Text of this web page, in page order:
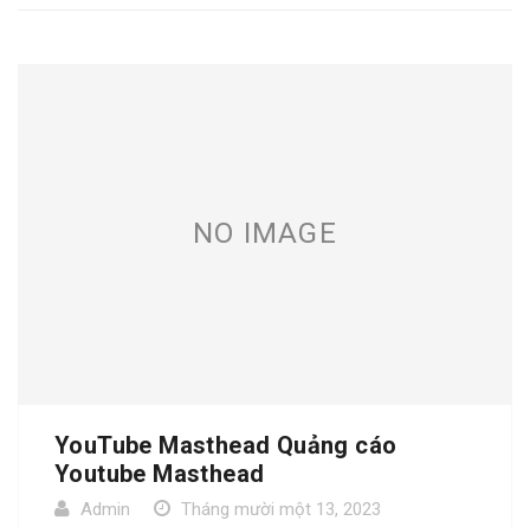
NO IMAGE
YouTube Masthead Quảng cáo
Youtube Masthead
Admin Tháng mười một 13, 2023